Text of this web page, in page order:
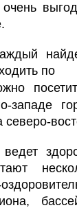
по
западе
северо-